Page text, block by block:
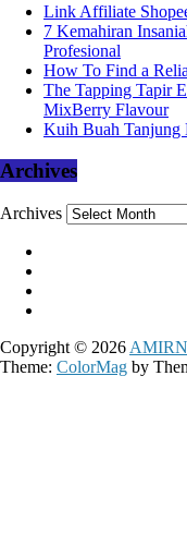
Link Affiliate
7 Kemahiran
Profesional
How To Find a
The Tapping Tapir
MixBerry Flavour
Kuih Buah Tanjung
Archives
Archives
Copyright © 2026
Theme: ColorMag by